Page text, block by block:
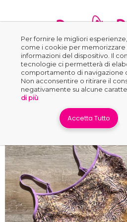
0
Per fornire le migliori
come i cookie per
informazioni del dispositivo. Il
tecnologie ci permetterà di
comportamento di navigazione
Non acconsentire o ritirare il
negativamente su alcune
di più
Accetta Tutto